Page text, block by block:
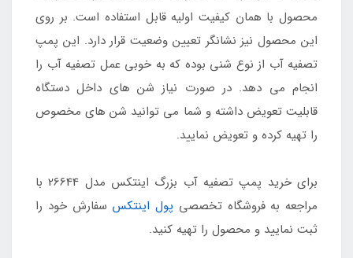
محصول با همان کیفیت اولیه قابل استفاده است. بر روی
این محصول نیز نشانگر تعیین وضعیت قرار دارد. این پمپ
تصفیه آب از نوع شنی بوده که به خوبی عمل تصفیه آب را
انجام می دهد. در صورت نیاز شن های داخل دستگاه
قابلیت تعویض داشته و شما می توانید شن های مخصوص
را تهیه کرده و تعویض نمایید.
برای خرید پمپ تصفیه آب بزرگ اینتکس مدل 26644 با
مراجعه به فروشگاه تخصصی پول اینتکس سفارش خود را
ثبت نمایید و محصول را تهیه کنید.